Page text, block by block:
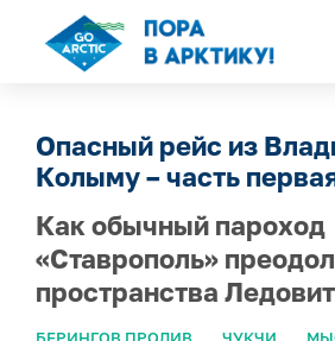
Опасный рейс из
Колыму – часть
Как обычный пароход
«Ставрополь»
пространства